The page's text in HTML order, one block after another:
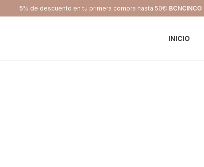
5% de descuento en tu primera compra hasta 50€: BCNCINCO
INICIO